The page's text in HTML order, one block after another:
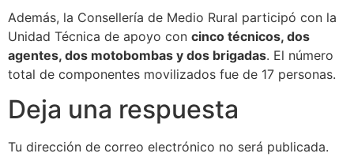
Además, la Consellería de Medio Rural participó con la
Unidad Técnica de apoyo con cinco técnicos, dos
agentes, dos motobombas y dos brigadas. El número
total de componentes movilizados fue de 17 personas.
Deja una respuesta
Tu dirección de correo electrónico no será publicada.